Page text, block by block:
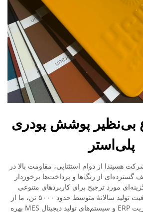
بی‌نظیر پوشش پودری
پلی‌استر
هسیندا از دوام استثنایی، مقاومت بالا در
گسترده‌ای از رنگ‌ها و پرداخت‌ها برخوردار
مورد ترجیح برای کاربردهای متنوعی
محسوب می‌شود. با ظرفیت تولید سالانهٔ متوسط حدود ۵۰۰۰ تن، ما از
سیستم‌های پیشرفتهٔ مدیریت ERP و سیستم‌های تولید دیجیتال MES بهره